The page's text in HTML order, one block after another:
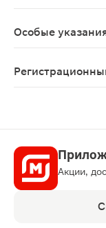
Особые
Акции,